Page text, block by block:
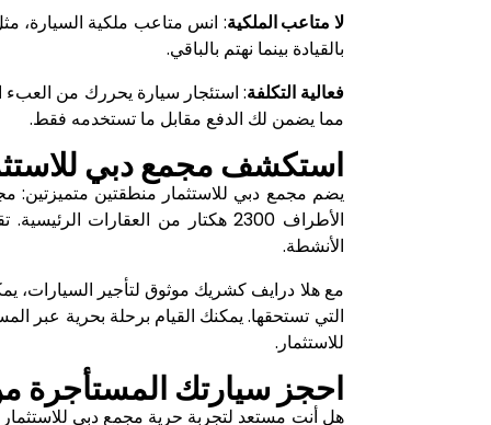
لا متاعب الملكية: انس متاعب ملكية السيارة،
بالقيادة بينما نهتم بالباقي.
فعالية التكلفة: استئجار سيارة يحررك من العبء
مما يضمن لك الدفع مقابل ما تستخدمه فقط.
استكشف مجمع دبي
الأطراف 2300 هكتار من العقارات
الأنشطة.
مع هلا درايف كشريك موثوق لتأجير السيارات،
التي تستحقها. يمكنك القيام برحلة بحرية عبر
للاستثمار.
احجز سيارتك المستأجرة
هل أنت مستعد لتجربة حرية مجمع دبي